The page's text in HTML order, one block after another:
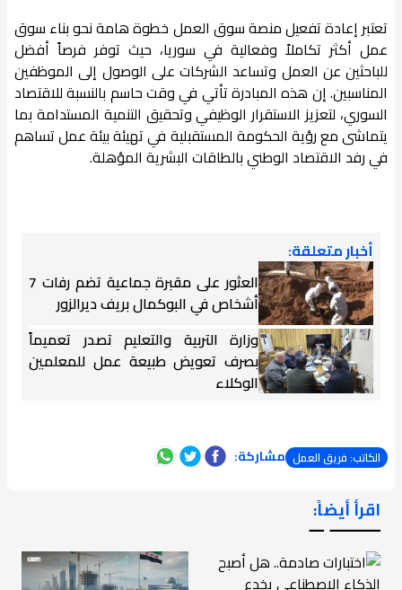
تعتبر إعادة تفعيل منصة سوق العمل خطوة هامة نحو بناء سوق
عمل أكثر تكاملاً وفعالية في سوريا، حيث توفر فرصاً أفضل
للباحثين عن العمل وتساعد الشركات على الوصول إلى الموظفين
المناسبين. إن هذه المبادرة تأتي في وقت حاسم بالنسبة للاقتصاد
السوري، لتعزيز الاستقرار الوظيفي وتحقيق التنمية المستدامة بما
يتماشى مع رؤية الحكومة المستقبلية في تهيئة بيئة عمل تساهم
في رفد الاقتصاد الوطني بالطاقات البشرية المؤهلة.
أخبار متعلقة:
العثور على مقبرة جماعية تضم رفات 7
أشخاص في البوكمال بريف ديرالزور
وزارة التربية والتعليم تصدر تعميماً
بصرف تعويض طبيعة عمل للمعلمين
الوكلاء
الكاتب: فريق العمل مشاركة:
اقرأ أيضاً:
ـــــــ ــ